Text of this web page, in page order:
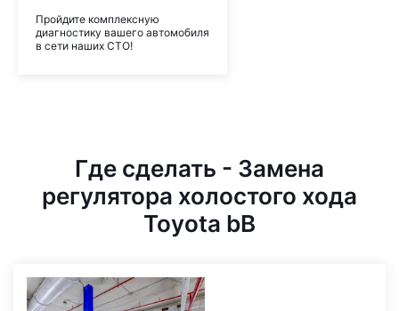
Пройдите комплексную
диагностику вашего автомобиля
в сети наших СТО!
Где сделать - Замена
регулятора холостого хода
Toyota bB